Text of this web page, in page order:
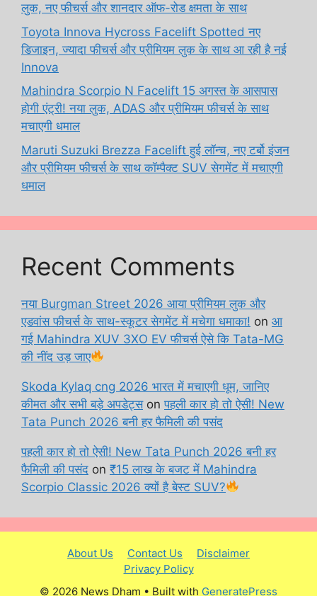
लुक, नए फीचर्स और शानदार ऑफ-रोड क्षमता के साथ
Toyota Innova Hycross Facelift Spotted नए
डिजाइन, ज्यादा फीचर्स और प्रीमियम लुक के साथ आ रही है नई
Innova
Mahindra Scorpio N Facelift 15 अगस्त के आसपास
होगी एंट्री! नया लुक, ADAS और प्रीमियम फीचर्स के साथ
मचाएगी धमाल
Maruti Suzuki Brezza Facelift हुई लॉन्च, नए टर्बो इंजन
और प्रीमियम फीचर्स के साथ कॉम्पैक्ट SUV सेगमेंट में मचाएगी
धमाल
Recent Comments
नया Burgman Street 2026 आया प्रीमियम लुक और
एडवांस फीचर्स के साथ-स्कूटर सेगमेंट में मचेगा धमाका! on आ
गई Mahindra XUV 3XO EV फीचर्स ऐसे कि Tata-MG
की नींद उड़ जाए
Skoda Kylaq cng 2026 भारत में मचाएगी धूम, जानिए
कीमत और सभी बड़े अपडेट्सonपहली कार हो तो ऐसी! New
Tata Punch 2026 बनी हर फैमिली की पसंद
पहली कार हो तो ऐसी! New Tata Punch 2026 बनी हर
फैमिली की पसंद on ₹15 लाख के बजट में Mahindra
Scorpio Classic 2026 क्यों है बेस्ट SUV?
About Us Contact Us
Disclaimer
Privacy Policy
© 2026 News Dham • Built with GeneratePress